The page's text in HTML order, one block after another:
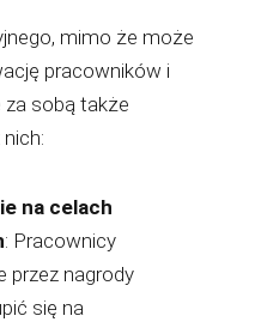
mimo że może
pracowników i
za sobą także
na celach
: Pracownicy
przez nagrody
się na